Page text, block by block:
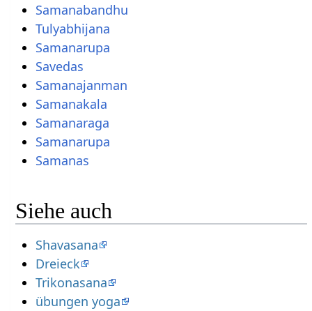
Samanabandhu
Tulyabhijana
Samanarupa
Savedas
Samanajanman
Samanakala
Samanaraga
Samanarupa
Samanas
Siehe auch
Shavasana
Dreieck
Trikonasana
übungen yoga